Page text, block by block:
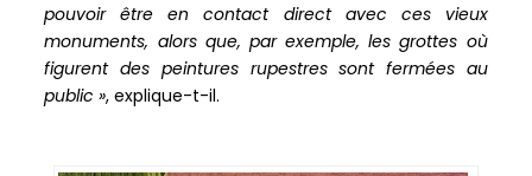
pouvoir être en contact direct avec ces vieux
monuments, alors que, par exemple, les grottes où
figurent des peintures rupestres sont fermées au
public », explique-t-il.